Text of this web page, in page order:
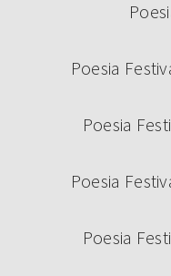
Poesia
Poesia
Poesia
Poesia